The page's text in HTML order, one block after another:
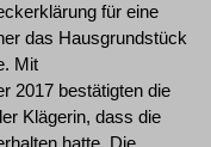
für eine
das Hausgrundstück
Mit
2017 bestätigten die
Klägerin, dass die
hatte. Die